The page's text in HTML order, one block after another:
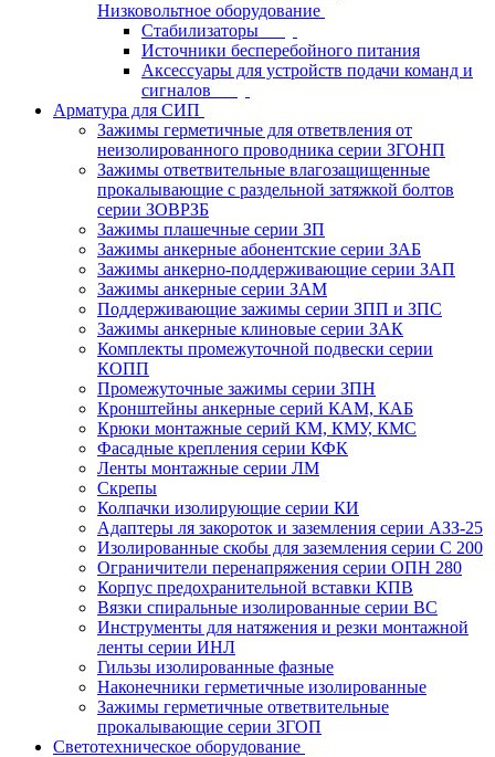
Низковольтное оборудование
Стабилизаторы
Источники бесперебойного питания
Аксессуары для устройств подачи команд и
сигналов
Арматура для СИП
Зажимы герметичные для ответвления от
неизолированного проводника серии ЗГОНП
Зажимы ответвительные влагозащищенные
прокалывающие с раздельной затяжкой болтов
серии ЗОВРЗБ
Зажимы плашечные серии ЗП
Зажимы анкерные абонентские серии ЗАБ
Зажимы анкерно-поддерживающие серии ЗАП
Зажимы анкерные серии ЗАМ
Поддерживающие зажимы серии ЗПП и ЗПС
Зажимы анкерные клиновые серии ЗАК
Комплекты промежуточной подвески серии
КОПП
Промежуточные зажимы серии ЗПН
Кронштейны анкерные серий КАМ, КАБ
Крюки монтажные серий КМ, КМУ, КМС
Фасадные крепления серии КФК
Ленты монтажные серии ЛМ
Скрепы
Колпачки изолирующие серии КИ
Адаптеры ля закороток и заземления серии АЗЗ-25
Изолированные скобы для заземления серии С 200
Ограничители перенапряжения серии ОПН 280
Корпус предохранительной вставки КПВ
Вязки спиральные изолированные серии ВС
Инструменты для натяжения и резки монтажной
ленты серии ИНЛ
Гильзы изолированные фазные
Наконечники герметичные изолированные
Зажимы герметичные ответвительные
прокалывающие серии ЗГОП
Светотехническое оборудование